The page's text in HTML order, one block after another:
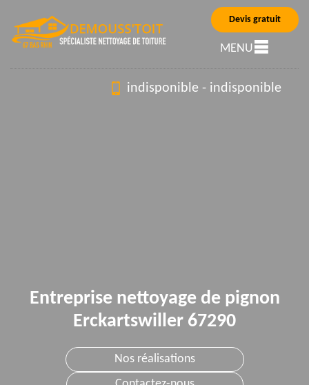
Devis gratuit
MENU
indisponible - indisponible
Entreprise nettoyage de pignon
Erckartswiller 67290
Nos réalisations